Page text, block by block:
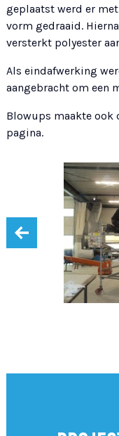
geplaatst werd er
vorm gedraaid.
versterkt polyester
Als eindafwerking
aangebracht om een
Blowups maakte ook
pagina.
‹